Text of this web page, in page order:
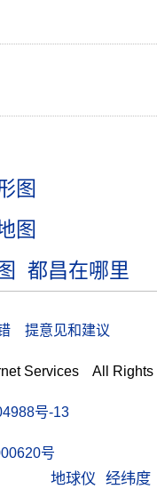
地球仪 经纬度
图
图
都昌在哪里
提意见和建议
Services All Rights
号-13
号